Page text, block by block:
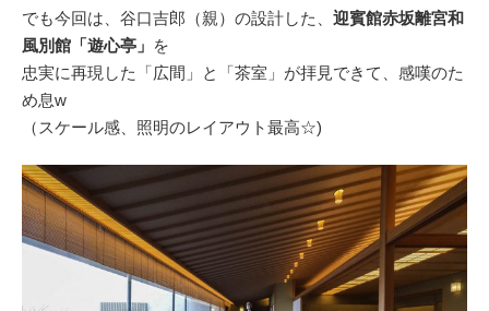
でも今回は、谷口吉郎（親）の設計した、 迎賓館赤坂離宮和
風別館「遊心亭」 を
忠実に再現した「広間」と「茶室」が拝見できて、感嘆のた
め息w
（スケール感、照明のレイアウト最高☆)